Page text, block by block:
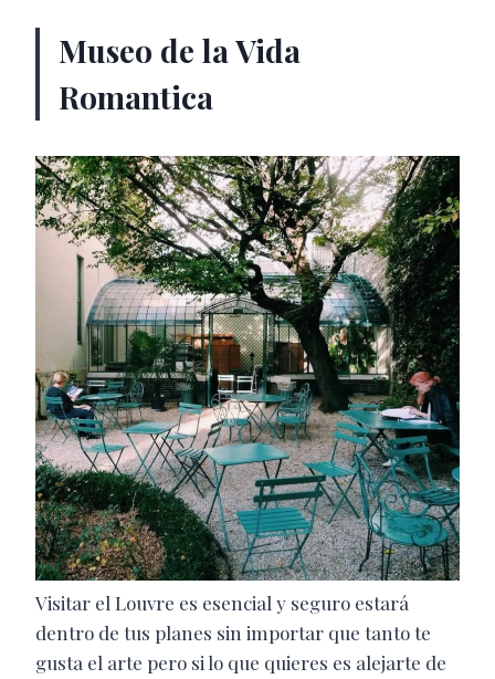
Museo de la Vida
Romantica
Visitar el Louvre es esencial y seguro estará
dentro de tus planes sin importar que tanto te
gusta el arte pero si lo que quieres es alejarte de